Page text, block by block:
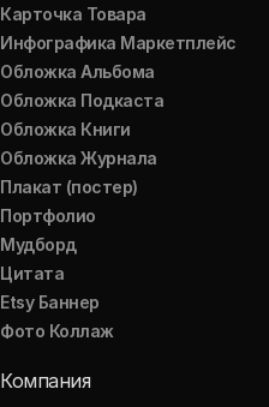
Карточка Товара
Инфографика Маркетплейс
Обложка Альбома
Обложка Подкаста
Обложка Книги
Обложка Журнала
Плакат (постер)
Портфолио
Мудборд
Цитата
Etsy Баннер
Фото Коллаж
Компания